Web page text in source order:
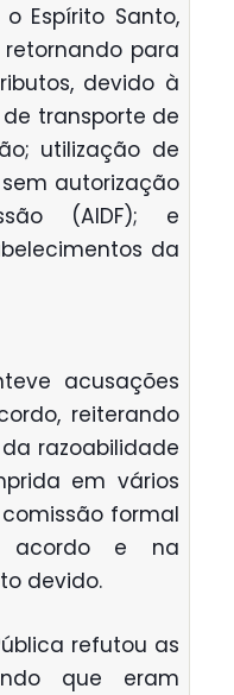
Espírito Santo,
retornando para
devido à
transporte de
utilização de
autorização
(AIDF); e
da
acusações
reiterando
razoabilidade
em vários
formal
acordo e na
devido.
refutou as
que eram